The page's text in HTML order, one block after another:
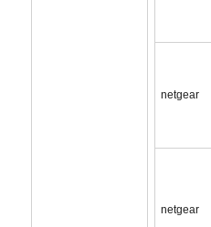
netgear
netgear